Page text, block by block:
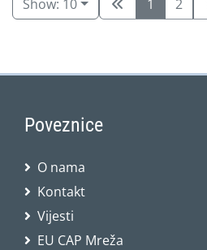
Show: 10 1 2
Poveznice
O nama
Kontakt
Vijesti
EU CAP Mreža